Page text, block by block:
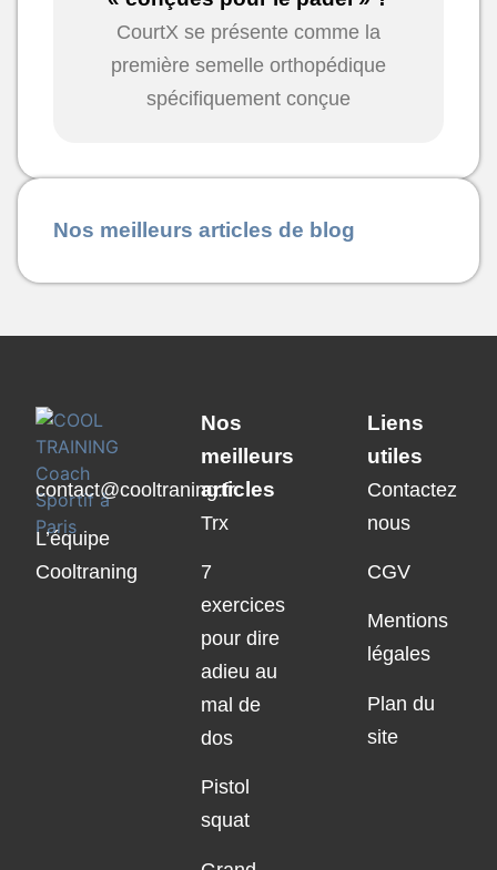
CourtX se présente comme la
première semelle orthopédique
spécifiquement conçue
Nos meilleurs articles de blog
contact@cooltraning.fr
L’équipe
Cooltraning
Nos
meilleurs
articles
Trx
7
exercices
pour dire
adieu au
mal de
dos
Pistol
squat
Liens
utiles
Contactez
nous
CGV
Mentions
légales
Plan du
site